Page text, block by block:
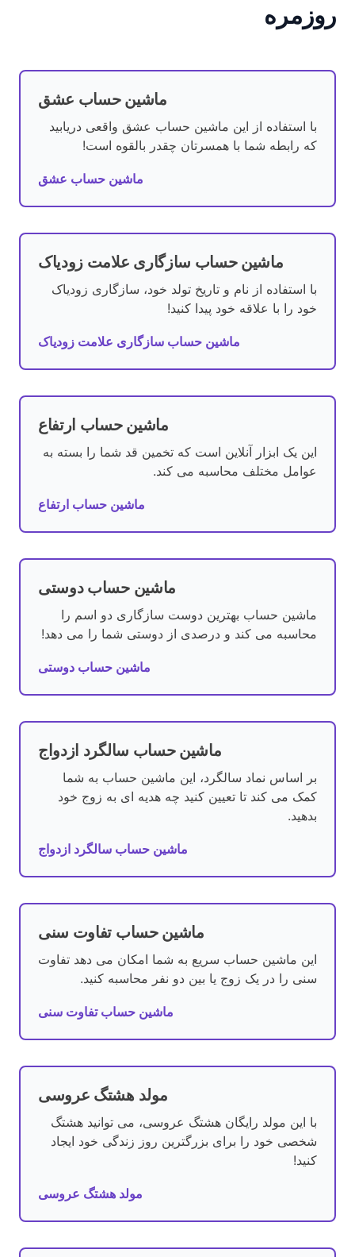
روزمره
ماشین حساب عشق
با استفاده از این ماشین حساب عشق واقعی دریابید
که رابطه شما با همسرتان چقدر بالقوه است!
ماشین حساب عشق
ماشین حساب سازگاری علامت زودیاک
با استفاده از نام و تاریخ تولد خود، سازگاری زودیاک
خود را با علاقه خود پیدا کنید!
ماشین حساب سازگاری علامت زودیاک
ماشین حساب ارتفاع
این یک ابزار آنلاین است که تخمین قد شما را بسته به
عوامل مختلف محاسبه می کند.
ماشین حساب ارتفاع
ماشین حساب دوستی
ماشین حساب بهترین دوست سازگاری دو اسم را
محاسبه می کند و درصدی از دوستی شما را می دهد!
ماشین حساب دوستی
ماشین حساب سالگرد ازدواج
بر اساس نماد سالگرد، این ماشین حساب به شما
کمک می کند تا تعیین کنید چه هدیه ای به زوج خود
بدهید.
ماشین حساب سالگرد ازدواج
ماشین حساب تفاوت سنی
این ماشین حساب سریع به شما امکان می دهد تفاوت
سنی را در یک زوج یا بین دو نفر محاسبه کنید.
ماشین حساب تفاوت سنی
مولد هشتگ عروسی
با این مولد رایگان هشتگ عروسی، می توانید هشتگ
شخصی خود را برای بزرگترین روز زندگی خود ایجاد
کنید!
مولد هشتگ عروسی